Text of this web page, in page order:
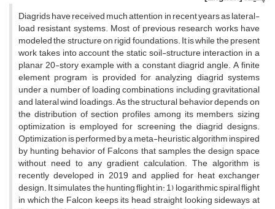
Diagrids have received much attention in recent years as lateral-
load resistant systems. Most of previous research works have
modeled the structure on rigid foundations. It is while the present
work takes into account the static soil-structure interaction in a
planar 20-story example with a constant diagrid angle. A finite
element program is provided for analyzing diagrid systems
under a number of loading combinations including gravitational
and lateral wind loadings. As the structural behavior depends on
the distribution of section profiles among its members, sizing
optimization is employed for screening the diagrid designs.
Optimization is performed by a meta-heuristic algorithm inspired
by hunting behavior of Falcons that samples the design space
without need to any gradient calculation. The algorithm is
recently developed in 2019 and applied for heat exchanger
design. It simulates the hunting flight in: 1) logarithmic spiral flight
in which the Falcon keeps its head straight looking sideways at